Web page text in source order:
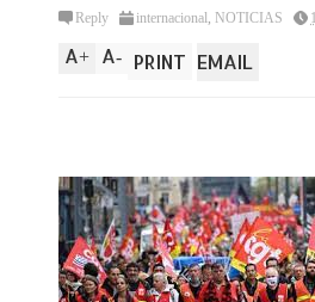
Reply internacional, NOTICIAS
A+ A- PRINT EMAIL